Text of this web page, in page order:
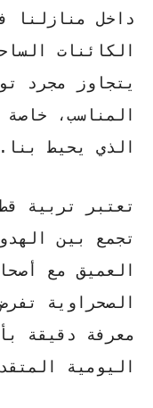
داخل منازلنا
الكائنات
يتجاوز مجرد
المناسب،
الذي يحيط بنا.
تعتبر تربية
تجمع بين
العميق مع
الصحراوية
معرفة دقيقة
اليومية